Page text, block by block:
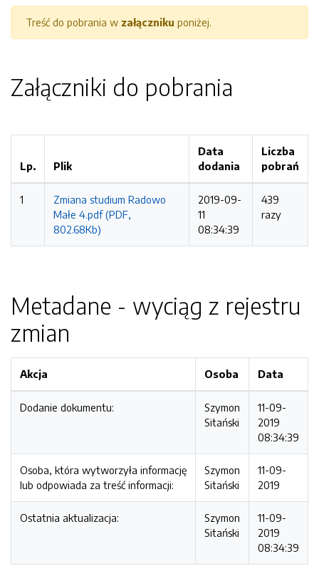
Treść do pobrania w załączniku poniżej.
Załączniki do pobrania
Lp. Plik
Data
dodania
Liczba
pobrań
1
Zmiana studium Radowo
Małe 4.pdf (PDF,
802.68Kb)
2019-09-
11
08:34:39
439
razy
Metadane - wyciąg z rejestru
zmian
Akcja Osoba Data
Dodanie dokumentu:
Szymon
Sitański
11-09-
2019
08:34:39
Osoba, która wytworzyła informację
lub odpowiada za treść informacji:
Szymon
Sitański
11-09-
2019
Ostatnia aktualizacja:
Szymon
Sitański
11-09-
2019
08:34:39